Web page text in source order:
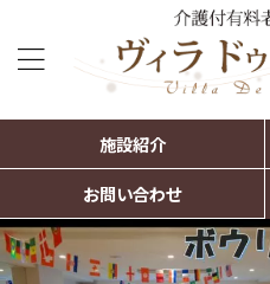
施設紹介
お問い合わせ